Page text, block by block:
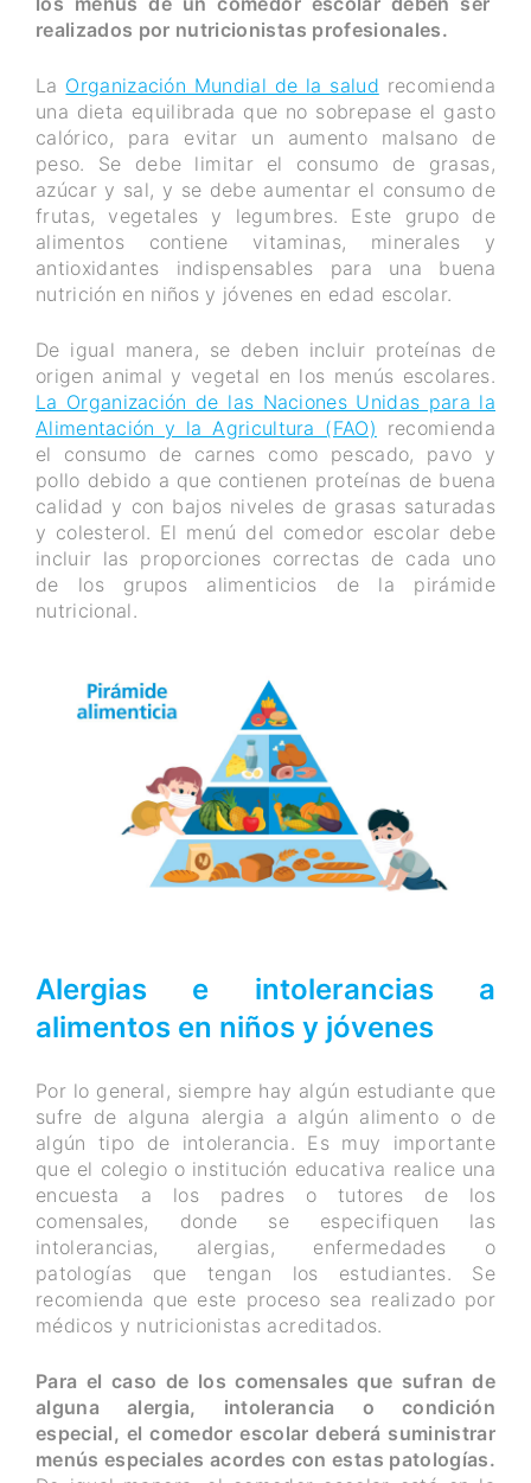
realizados por nutricionistas profesionales.
La Organización Mundial de la salud recomienda
una dieta equilibrada que no sobrepase el gasto
calórico, para evitar un aumento malsano de
peso. Se debe limitar el consumo de grasas,
azúcar y sal, y se debe aumentar el consumo de
frutas, vegetales y legumbres. Este grupo de
alimentos contiene vitaminas, minerales y
antioxidantes indispensables para una buena
nutrición en niños y jóvenes en edad escolar.
De igual manera, se deben incluir proteínas de
origen animal y vegetal en los menús escolares.
La Organización de las Naciones Unidas para la
Alimentación y la Agricultura (FAO) recomienda
el consumo de carnes como pescado, pavo y
pollo debido a que contienen proteínas de buena
calidad y con bajos niveles de grasas saturadas
y colesterol. El menú del comedor escolar debe
incluir las proporciones correctas de cada uno
de los grupos alimenticios de la pirámide
nutricional.
Alergias e intolerancias a
alimentos en niños y jóvenes
Por lo general, siempre hay algún estudiante que
sufre de alguna alergia a algún alimento o de
algún tipo de intolerancia. Es muy importante
que el colegio o institución educativa realice una
encuesta a los padres o tutores de los
comensales, donde se especifiquen las
intolerancias, alergias, enfermedades o
patologías que tengan los estudiantes. Se
recomienda que este proceso sea realizado por
médicos y nutricionistas acreditados.
Para el caso de los comensales que sufran de
alguna alergia, intolerancia o condición
especial, el comedor escolar deberá suministrar
menús especiales acordes con estas patologías.